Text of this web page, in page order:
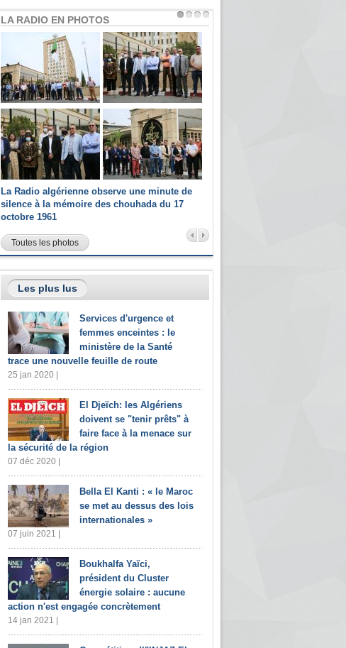
LA RADIO EN PHOTOS
La Radio algérienne observe une minute de
silence à la mémoire des chouhada du 17
octobre 1961
Toutes les photos
Les plus lus
Services d'urgence et
femmes enceintes : le
ministère de la Santé
trace une nouvelle feuille de route
25 jan 2020 |
El Djeïch: les Algériens
doivent se "tenir prêts" à
faire face à la menace sur
la sécurité de la région
07 déc 2020 |
Bella El Kanti : « le Maroc
se met au dessus des lois
internationales »
07 juin 2021 |
Boukhalfa Yaïci,
président du Cluster
énergie solaire : aucune
action n'est engagée concrètement
14 jan 2021 |